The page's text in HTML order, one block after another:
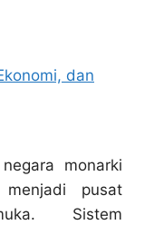
dan
monarki
pusat
Sistem